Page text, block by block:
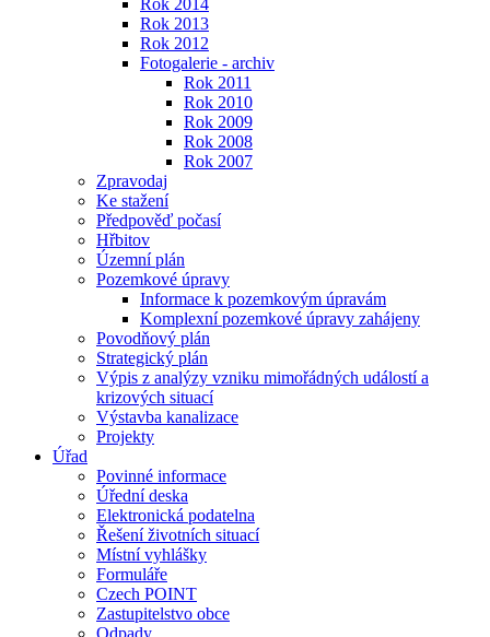
Rok 2014
Rok 2013
Rok 2012
Fotogalerie - archiv
Rok 2011
Rok 2010
Rok 2009
Rok 2008
Rok 2007
Zpravodaj
Ke stažení
Předpověď počasí
Hřbitov
Územní plán
Pozemkové úpravy
Informace k pozemkovým úpravám
Komplexní pozemkové úpravy zahájeny
Povodňový plán
Strategický plán
Výpis z analýzy vzniku mimořádných událostí a
krizových situací
Výstavba kanalizace
Projekty
Úřad
Povinné informace
Úřední deska
Elektronická podatelna
Řešení životních situací
Místní vyhlášky
Formuláře
Czech POINT
Zastupitelstvo obce
Odpady